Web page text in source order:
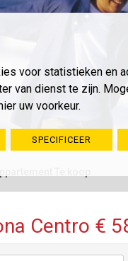
voor statistieken en
van dienst te zijn.
uw voorkeur.
SPECIFICEER
Centro €